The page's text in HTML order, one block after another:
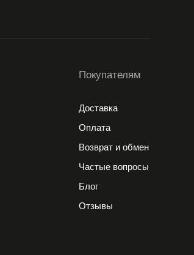
Покупателям
Доставка
Оплата
Возврат и обмен
Частые вопросы
Блог
Отзывы